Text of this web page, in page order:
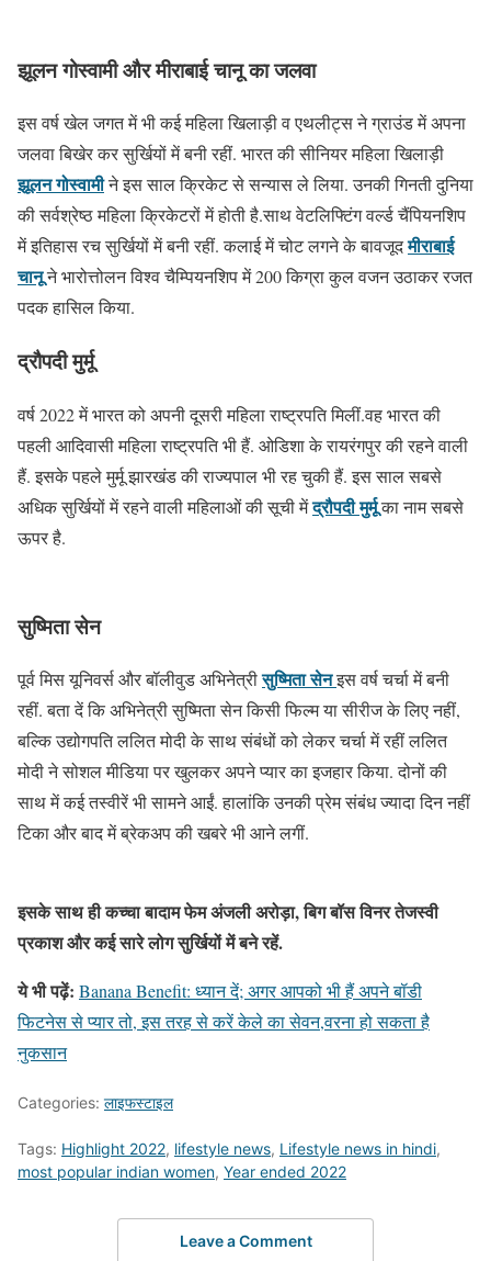
झूलन गोस्वामी और मीराबाई चानू का जलवा
इस वर्ष खेल जगत में भी कई महिला खिलाड़ी व एथलीट्स ने ग्राउंड में अपना
जलवा बिखेर कर सुर्खियों में बनी रहीं. भारत की सीनियर महिला खिलाड़ी
झूलन गोस्वामीने इस साल क्रिकेट से सन्यास ले लिया. उनकी गिनती दुनिया
की सर्वश्रेष्ठ महिला क्रिकेटरों में होती है.साथ वेटलिफ्टिंग वर्ल्ड चैंपियनशिप
में इतिहास रच सुर्खियों में बनी रहीं. कलाई में चोट लगने के बावजूदमीराबाई
चानूने भारोत्तोलन विश्व चैम्पियनशिप में 200 किग्रा कुल वजन उठाकर रजत
पदक हासिल किया.
द्रौपदी मुर्मू
वर्ष 2022 में भारत को अपनी दूसरी महिला राष्ट्रपति मिलीं.वह भारत की
पहली आदिवासी महिला राष्ट्रपति भी हैं. ओडिशा के रायरंगपुर की रहने वाली
हैं. इसके पहले मुर्मू झारखंड की राज्यपाल भी रह चुकी हैं. इस साल सबसे
अधिक सुर्खियों में रहने वाली महिलाओं की सूची मेंद्रौपदी मुर्मूका नाम सबसे
ऊपर है.
सुष्मिता सेन
पूर्व मिस यूनिवर्स और बॉलीवुड अभिनेत्रीसुष्मिता सेनइस वर्ष चर्चा में बनी
रहीं. बता दें कि अभिनेत्री सुष्मिता सेन किसी फिल्म या सीरीज के लिए नहीं,
बल्कि उद्योगपति ललित मोदी के साथ संबंधों को लेकर चर्चा में रहीं ललित
मोदी ने सोशल मीडिया पर खुलकर अपने प्यार का इजहार किया. दोनों की
साथ में कई तस्वीरें भी सामने आईं. हालांकि उनकी प्रेम संबंध ज्यादा दिन नहीं
टिका और बाद में ब्रेकअप की खबरे भी आने लगीं.
इसके साथ ही कच्चा बादाम फेम अंजली अरोड़ा, बिग बॉस विनर तेजस्वी
प्रकाश और कई सारे लोग सुर्खियों में बने रहें.
ये भी पढ़ें: Banana Benefit: ध्यान दें; अगर आपको भी हैं अपने बॉडी
फिटनेस से प्यार तो, इस तरह से करें केले का सेवन,वरना हो सकता है
नुकसान
Categories: लाइफस्टाइल
Tags: Highlight 2022, lifestyle news, Lifestyle news in hindi,
most popular indian women, Year ended 2022
Leave a Comment